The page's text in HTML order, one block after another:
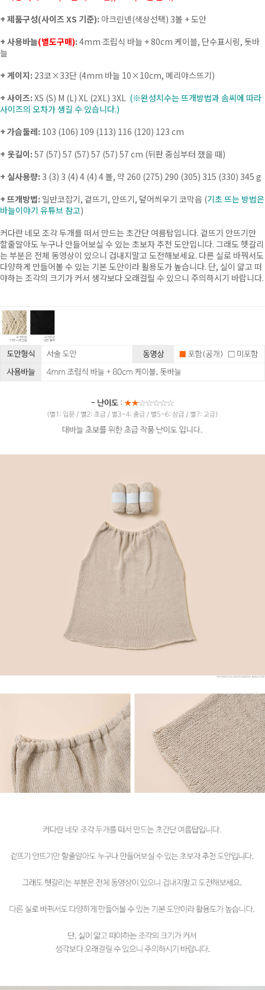
+ 제품구성(사이즈 XS 기준): 아크린넨(색상선택) 3볼 + 도안
+ 사용바늘(별도구매): 4mm 조립식 바늘 + 80cm 케이블, 단수표시링, 돗바
늘
+ 게이지: 23코×33단 (4mm 바늘 10×10cm, 메리야스뜨기)
+ 사이즈: XS (S) M (L) XL (2XL) 3XL (※완성치수는 뜨개방법과 솜씨에 따라
사이즈의 오차가 생길 수 있습니다.)
+ 가슴둘레: 103 (106) 109 (113) 116 (120) 123 cm
+ 옷길이: 57 (57) 57 (57) 57 (57) 57 cm (뒤판 중심부터 쟀을 때)
+ 실사용량: 3 (3) 3 (4) 4 (4) 4 볼, 약 260 (275) 290 (305) 315 (330) 345 g
+ 뜨개방법: 일반코잡기, 겉뜨기, 안뜨기, 덮어씌우기 코막음 (기초 뜨는 방법은
바늘이야기 유튜브 참고)
커다란 네모 조각 두개를 떠서 만드는 초간단 여름탑입니다. 겉뜨기 안뜨기만
할줄알아도 누구나 만들어보실 수 있는 초보자 추천 도안입니다. 그래도 헷갈리
는 부분은 전체 동영상이 있으니 겁내지말고 도전해보세요. 다른 실로 바꿔서도
다양하게 만들어볼 수 있는 기본 도안이라 활용도가 높습니다. 단, 실이 얇고 떠
야하는 조각의 크기가 커서 생각보다 오래걸릴 수 있으니 주의하시기 바랍니다.